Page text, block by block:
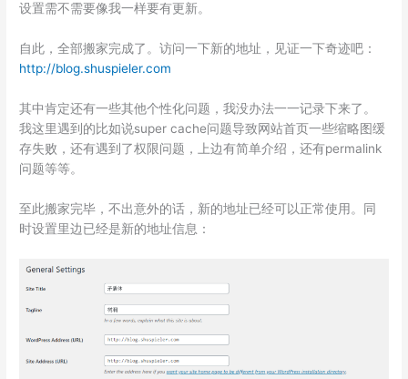
设置需不需要像我一样要有更新。
自此，全部搬家完成了。访问一下新的地址，见证一下奇迹吧：
http://blog.shuspieler.com
其中肯定还有一些其他个性化问题，我没办法一一记录下来了。
我这里遇到的比如说super cache问题导致网站首页一些缩略图缓
存失败，还有遇到了权限问题，上边有简单介绍，还有permalink
问题等等。
至此搬家完毕，不出意外的话，新的地址已经可以正常使用。同
时设置里边已经是新的地址信息：